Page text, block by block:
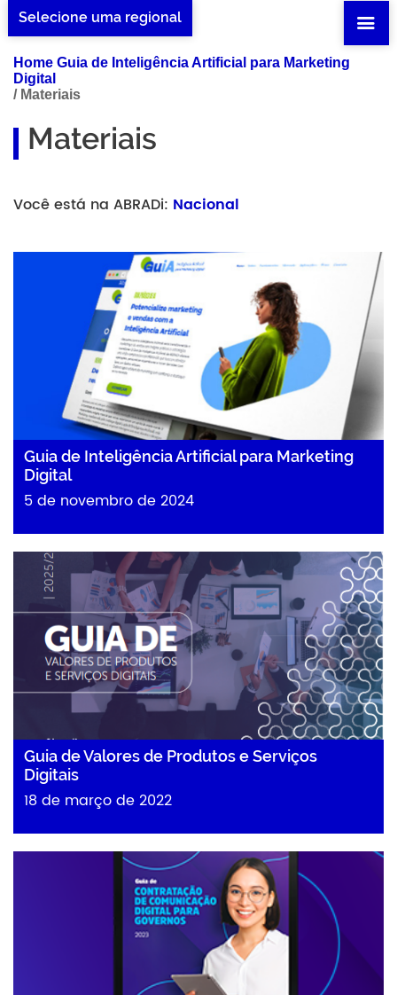
Selecione uma regional
Home Guia de Inteligência Artificial para Marketing
Digital
/ Materiais
Materiais
Você está na ABRADi: Nacional
Guia de Inteligência Artificial para Marketing
Digital
5 de novembro de 2024
Guia de Valores de Produtos e Serviços
Digitais
18 de março de 2022